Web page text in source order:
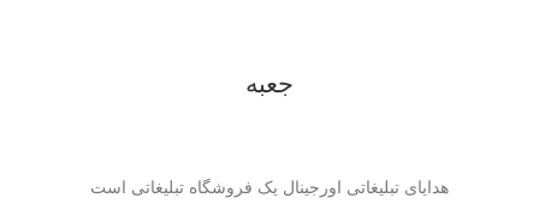
هدایای تبلیغاتی اورجینال یک فروشگاه تبلیغاتی است